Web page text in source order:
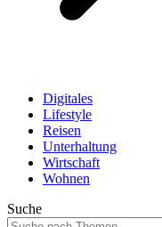
Digitales
Lifestyle
Reisen
Unterhaltung
Wirtschaft
Wohnen
Suche